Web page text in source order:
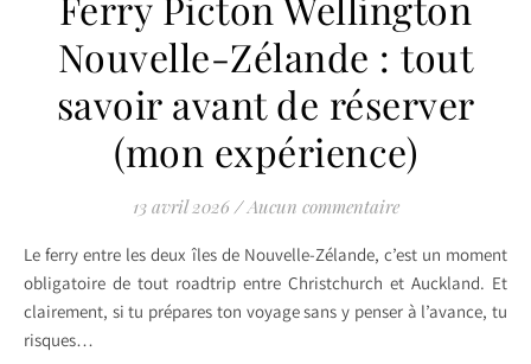
Nouvelle-Zélande : tout
savoir avant de réserver
(mon expérience)
13 avril 2026 / Aucun commentaire
Le ferry entre les deux îles de Nouvelle-Zélande, c’est un moment
obligatoire de tout roadtrip entre Christchurch et Auckland. Et
clairement, si tu prépares ton voyage sans y penser à l’avance, tu
risques…